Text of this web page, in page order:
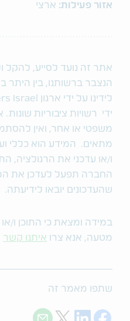
אזור פעילות: ארצי
אתר זה נועד לסייע, להקל
הנצבר ברשותנו, בין
ידי רשויות ציבוריות שונות.
משפטי או אחר, ואין
מתאים. המידע הוא כללי
ו/או עדכני את הרגולציה,
החברה תפעל לעדכן את
שהעדכונים יובאו לידיעתה.
במידה ומצאת כי התוכן ו/
מטעה, אנא צרו איתנו קשר
שתפו מאמר זה
Share on Facebook
on LinkedIn
on Twitter
E-mail